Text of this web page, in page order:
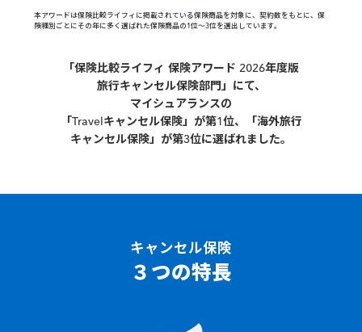
本アワードは保険比較ライフィに掲載されている保険商品を対象に、契約数をもとに、保
険種別ごとにその年に多く選ばれた保険商品の1位～3位を選出しています。
「保険比較ライフィ 保険アワード 2026年度版
旅行キャンセル保険部門」にて、
マイシュアランスの
「Travelキャンセル保険」が第1位、
「海外旅行
キャンセル保険」が第3位に選ばれました。
キャンセル保険
３つの特長